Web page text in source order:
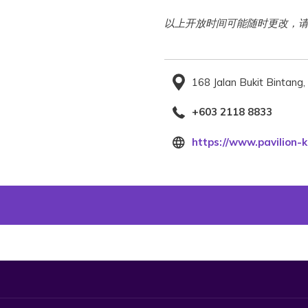
以上开放时间可能随时更改，
168 Jalan Bukit
+603 2118 8833
https://www.pavilion-